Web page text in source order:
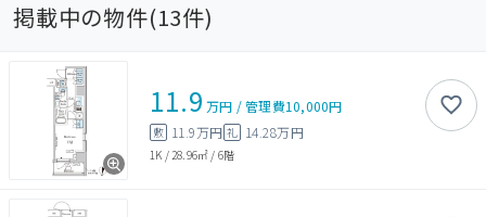
掲載中の物件(13件)
11.9 万円 /管理費10,000円
敷 11.9万円 礼 14.28万円
1K / 28.96㎡ / 6階